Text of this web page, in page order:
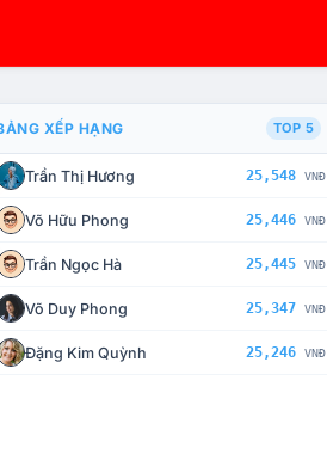
CHẾ TÀI XỬ LÝ VI PHẠM
XẾP HẠNG TOP 5
Trần Thị Hương 25,548 VNĐ
Võ Hữu Phong 25,446 VNĐ
Trần Ngọc Hà 25,445 VNĐ
Võ Duy Phong 25,347 VNĐ
Đặng Kim Quỳnh 25,246 VNĐ